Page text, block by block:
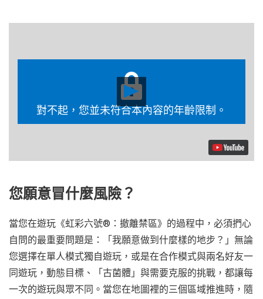
Play
Video
對不起，您並未符合本內容的年齡限制。
您願意冒什麼風險？
當您在遊玩《虹彩六號®：撤離禁區》的過程中，必須捫心
自問的最重要問題是：「我願意做到什麼樣的地步？」無論
您選擇在單人模式獨自遊玩，或是在合作模式與兩名好友一
同遊玩，動態目標、「古菌體」與需要克服的挑戰，都讓每
一次的遊玩與眾不同。當您在地圖裡的三個區域推進時，隨